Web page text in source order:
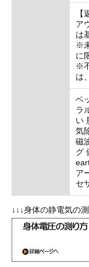
ア
は
※
に
※
は
ベ
ラ
い
気
磁
グ
ア
セ
↓↓↓身体の静電気の